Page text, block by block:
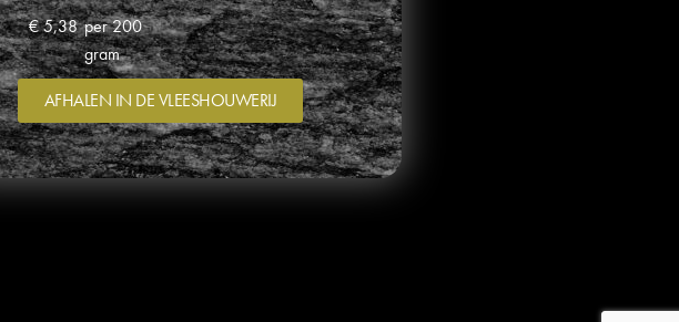
€5,38 per 200
gram
AFHALEN IN DE VLEESHOUWERIJ